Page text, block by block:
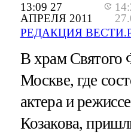
13:09 27
АПРЕЛЯ 2011
РЕДАКЦИЯ
В храм Святого
Москве, где
актера и
Козакова,